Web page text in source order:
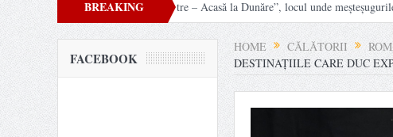
BREAKING
NEWS
viață. „Mâini Măiestre – Acasă la Dunăre”, locul unde meșteșugurile devin
HOME CĂLĂTORII
DESTINAȚIILE CARE DUC
FACEBOOK